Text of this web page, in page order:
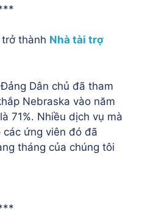
thành Nhà tài trợ
Dân chủ đã tham
Nebraska vào năm
71%. Nhiều dịch vụ mà
ứng viên đó đã
tháng của chúng tôi